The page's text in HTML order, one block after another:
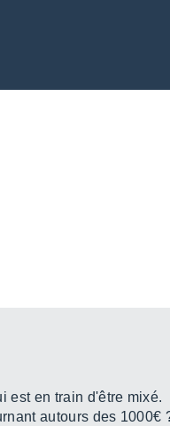
est en train d'être mixé.
autours des 1000€